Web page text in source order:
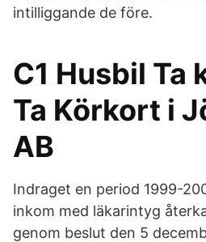
intilliggande de före.
C1 Husbil Ta
Ta Körkort i
AB
Indraget en period 1999-
inkom med läkarintyg
genom beslut den 5